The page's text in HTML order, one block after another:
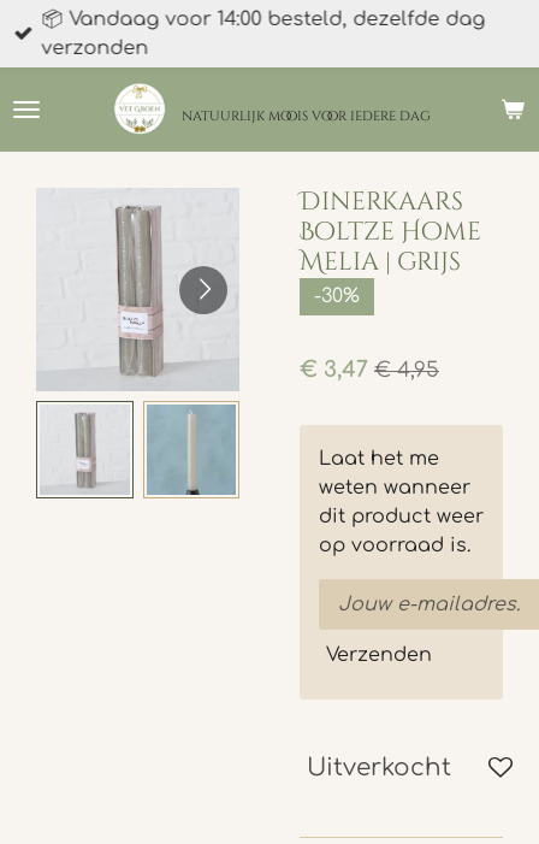
Ga
direct
de
natuurlijk moois voor iedere dag
📦 Vandaag voor 14:00 besteld, dezelfde dag
verzonden
Dinerkaars
Boltze Home
Melia | grijs
-30%
€ 3,47 € 4,95
Laat het me
weten wanneer
dit product weer
op voorraad is.
Verzenden
Uitverkocht